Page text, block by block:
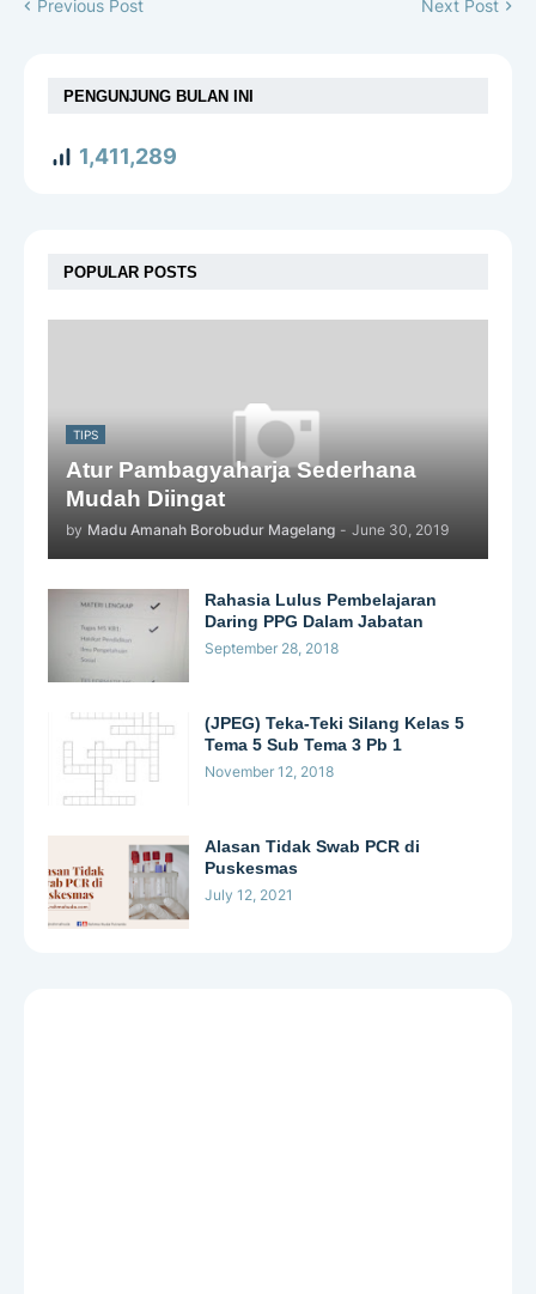
Previous Post Next Post
PENGUNJUNG BULAN INI
1,411,289
POPULAR POSTS
TIPS
Atur Pambagyaharja Sederhana
Mudah Diingat
by Madu Amanah Borobudur Magelang - June 30, 2019
Rahasia Lulus Pembelajaran
Daring PPG Dalam Jabatan
September 28, 2018
(JPEG) Teka-Teki Silang Kelas 5
Tema 5 Sub Tema 3 Pb 1
November 12, 2018
Alasan Tidak Swab PCR di
Puskesmas
July 12, 2021